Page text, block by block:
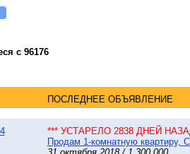
с 96176
ПОСЛЕДНЕЕ ОБЪЯВЛЕНИЕ
*** УСТАРЕЛО 2838 ДНЕЙ
Продам 1-комнатную квартиру,